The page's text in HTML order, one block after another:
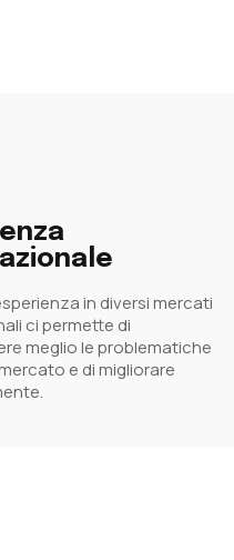
in diversi mercati
ci permette di
meglio le problematiche
e di migliorare